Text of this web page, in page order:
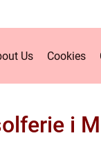
Us Cookies
i